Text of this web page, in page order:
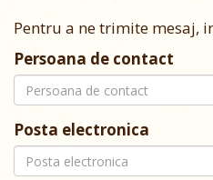
Pentru a ne trimite
Persoana de contact
Posta electronica